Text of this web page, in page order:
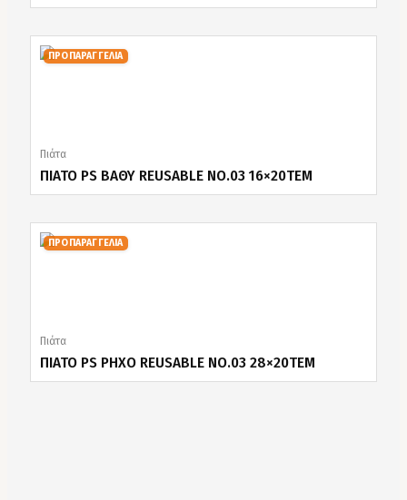
Πιάτα
ΠΡΟΠΑΡΑΓΓΕΛΙΑ
ΠΙΑΤΟ PS ΒΑΘΥ REUSABLE NO.03 16×20ΤΕΜ
Πιάτα
ΠΡΟΠΑΡΑΓΓΕΛΙΑ
ΠΙΑΤΟ PS ΡΗΧΟ REUSABLE NO.03 28×20ΤΕΜ